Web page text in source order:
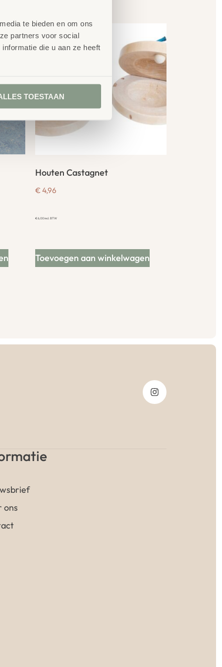
te bieden en om ons
partners voor social
die u aan ze heeft
TOESTAAN
Houten Castagnet
€ 4,96
€6,00incl. BTW
Toevoegen aan winkelwagen
ons